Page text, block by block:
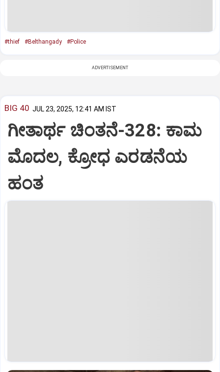
#thief #Belthangady #Police
ADVERTISEMENT
BIG 40 JUL 23, 2025, 12:41 AM IST
ಗೀತಾರ್ಥ ಚಿಂತನೆ-328: ಕಾಮ
ಮೊದಲ, ಕ್ರೋಧ ಎರಡನೆಯ
ಹಂತ